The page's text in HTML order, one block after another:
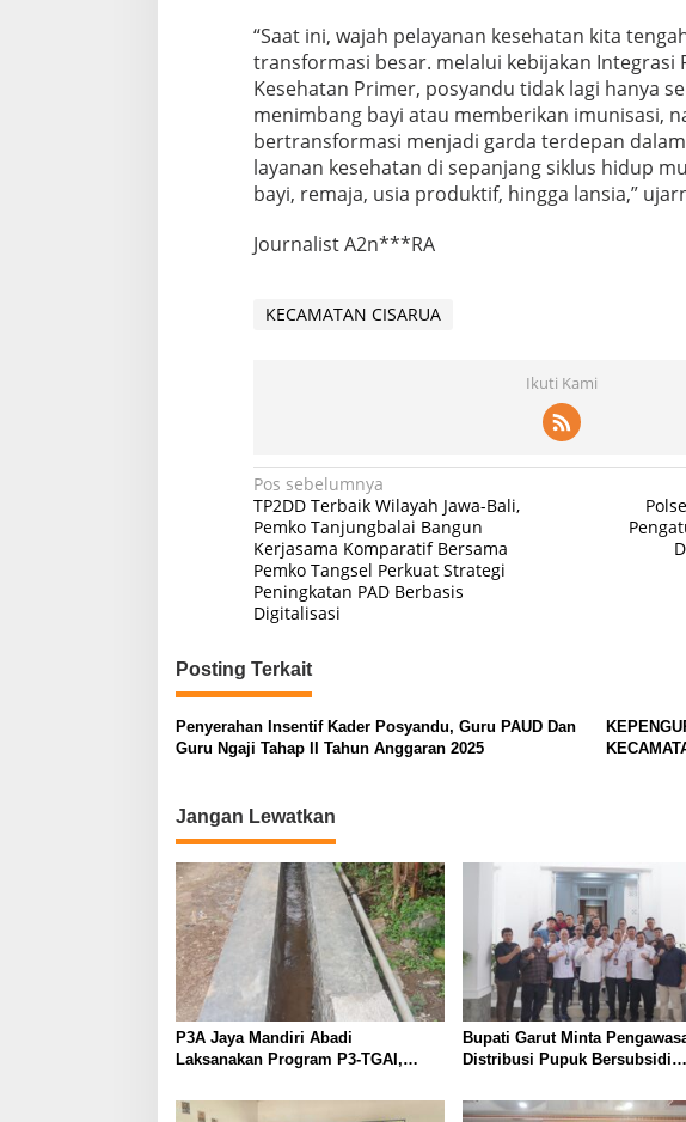
“Saat ini, wajah pelayanan kesehatan kita
transformasi besar. melalui kebijakan Integrasi
Kesehatan Primer, posyandu tidak lagi hanya
menimbang bayi atau memberikan imunisasi,
bertransformasi menjadi garda terdepan
layanan kesehatan di sepanjang siklus hidup
bayi, remaja, usia produktif, hingga lansia,”
Journalist A2n***RA
KECAMATAN CISARUA
Ikuti Kami
Navigasi
pos
Pos sebelumnya
TP2DD Terbaik Wilayah Jawa-Bali,
Pemko Tanjungbalai Bangun
Kerjasama Komparatif Bersama
Pemko Tangsel Perkuat Strategi
Peningkatan PAD Berbasis
Digitalisasi
Posting Terkait
Penyerahan Insentif Kader Posyandu, Guru PAUD Dan
Guru Ngaji Tahap II Tahun Anggaran 2025
Jangan Lewatkan
P3A Jaya Mandiri Abadi
Laksanakan Program P3-TGAI,
Wanayasa
Bupati Garut Minta
Distribusi Pupuk Bersubsidi
Dioptimalkan